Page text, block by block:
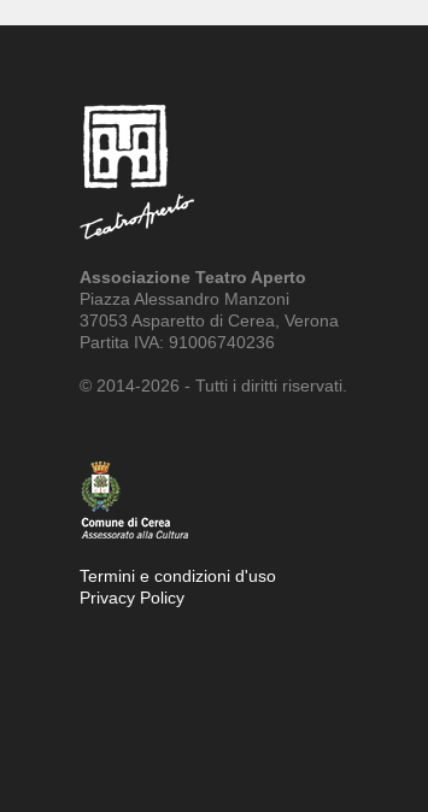
Associazione Teatro Aperto
Piazza Alessandro Manzoni
37053 Asparetto di Cerea, Verona
Partita IVA: 91006740236
© 2014-2026 - Tutti i diritti riservati.
Termini e condizioni d'uso
Privacy Policy